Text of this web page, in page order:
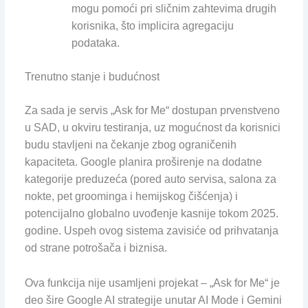
mogu pomoći pri sličnim zahtevima drugih
korisnika, što implicira agregaciju
podataka.
Trenutno stanje i budućnost
Za sada je servis „Ask for Me“ dostupan prvenstveno
u SAD, u okviru testiranja, uz mogućnost da korisnici
budu stavljeni na čekanje zbog ograničenih
kapaciteta. Google planira proširenje na dodatne
kategorije preduzeća (pored auto servisa, salona za
nokte, pet groominga i hemijskog čišćenja) i
potencijalno globalno uvođenje kasnije tokom 2025.
godine. Uspeh ovog sistema zavisiće od prihvatanja
od strane potrošača i biznisa.
Ova funkcija nije usamljeni projekat – „Ask for Me“ je
deo šire Google AI strategije unutar AI Mode i Gemini